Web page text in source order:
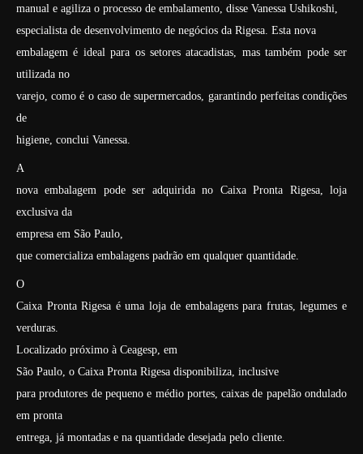
manual e agiliza o processo de embalamento, disse Vanessa Ushikoshi,
especialista de desenvolvimento de negócios da Rigesa. Esta nova
embalagem é ideal para os setores atacadistas, mas também pode ser
utilizada no
varejo, como é o caso de supermercados, garantindo perfeitas condições
de
higiene, conclui Vanessa.
A
nova embalagem pode ser adquirida no Caixa Pronta Rigesa, loja
exclusiva da
empresa em São Paulo,
que comercializa embalagens padrão em qualquer quantidade.
O
Caixa Pronta Rigesa é uma loja de embalagens para frutas, legumes e
verduras.
Localizado próximo à Ceagesp, em
São Paulo, o Caixa Pronta Rigesa disponibiliza, inclusive
para produtores de pequeno e médio portes, caixas de papelão ondulado
em pronta
entrega, já montadas e na quantidade desejada pelo cliente.